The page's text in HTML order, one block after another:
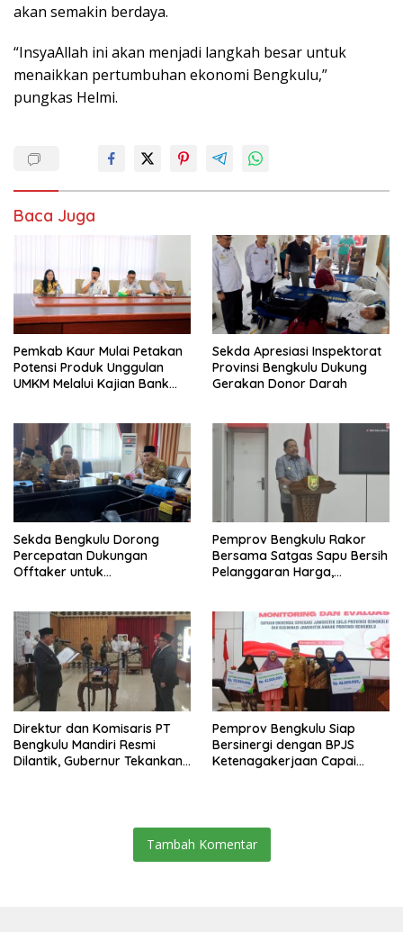
akan semakin berdaya.
“InsyaAllah ini akan menjadi langkah besar untuk
menaikkan pertumbuhan ekonomi Bengkulu,”
pungkas Helmi.
Baca Juga
Pemkab Kaur Mulai Petakan
Potensi Produk Unggulan
UMKM Melalui Kajian Bank
Sekda Apresiasi Inspektorat
Provinsi Bengkulu Dukung
Gerakan Donor Darah
Sekda Bengkulu Dorong
Percepatan Dukungan
Offtaker untuk
Pemprov Bengkulu Rakor
Bersama Satgas Sapu Bersih
Pelanggaran Harga,
Masih Jadi Sorotan
Direktur dan Komisaris PT
Bengkulu Mandiri Resmi
Dilantik, Gubernur Tekankan
Pemprov Bengkulu Siap
Bersinergi dengan BPJS
Ketenagakerjaan Capai
Tambah Komentar